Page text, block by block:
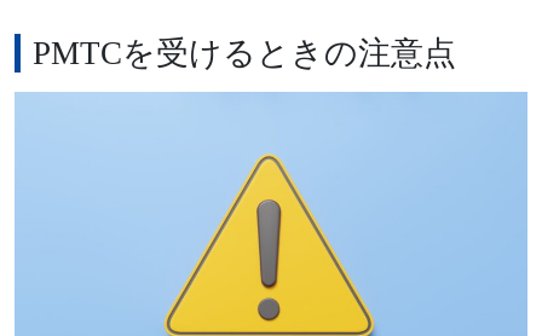
PMTCを受けるときの注意点